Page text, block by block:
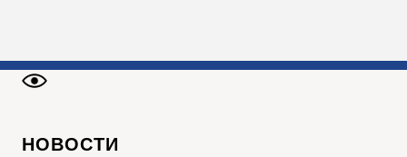
НОВОСТИ